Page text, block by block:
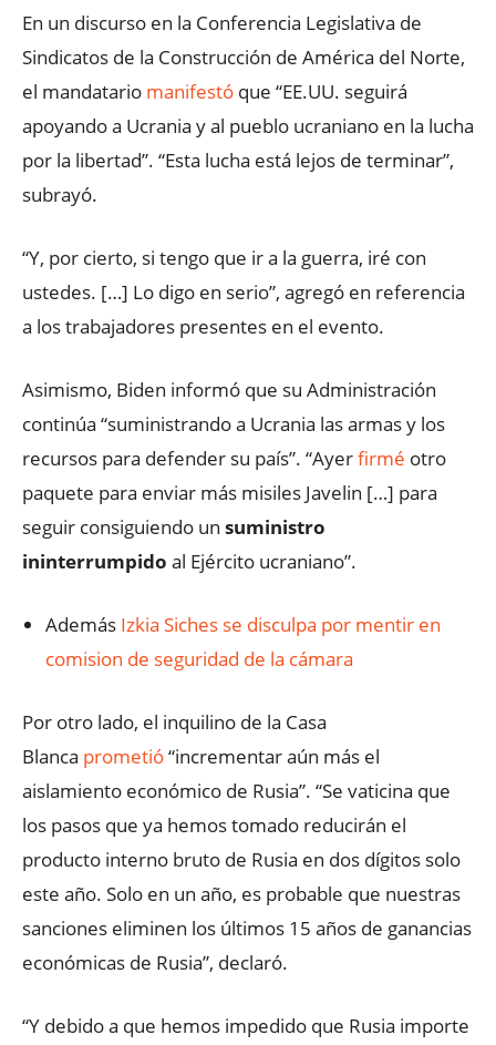
En un discurso en la Conferencia Legislativa de
Sindicatos de la Construcción de América del Norte,
el mandatario manifestó que “EE.UU. seguirá
apoyando a Ucrania y al pueblo ucraniano en la lucha
por la libertad”. “Esta lucha está lejos de terminar”,
subrayó.
“Y, por cierto, si tengo que ir a la guerra, iré con
ustedes. […] Lo digo en serio”, agregó en referencia
a los trabajadores presentes en el evento.
Asimismo, Biden informó que su Administración
continúa “suministrando a Ucrania las armas y los
recursos para defender su país”. “Ayerfirmé otro
paquete para enviar más misiles Javelin […] para
seguir consiguiendo un suministro
ininterrumpido al Ejército ucraniano”.
Además Izkia Siches se disculpa por mentir en
comision de seguridad de la cámara
Por otro lado, el inquilino de la Casa
Blanca prometió“incrementar aún más el
aislamiento económico de Rusia”. “Se vaticina que
los pasos que ya hemos tomado reducirán el
producto interno bruto de Rusia en dos dígitos solo
este año. Solo en un año, es probable que nuestras
sanciones eliminen los últimos 15 años de ganancias
económicas de Rusia”, declaró.
“Y debido a que hemos impedido que Rusia importe